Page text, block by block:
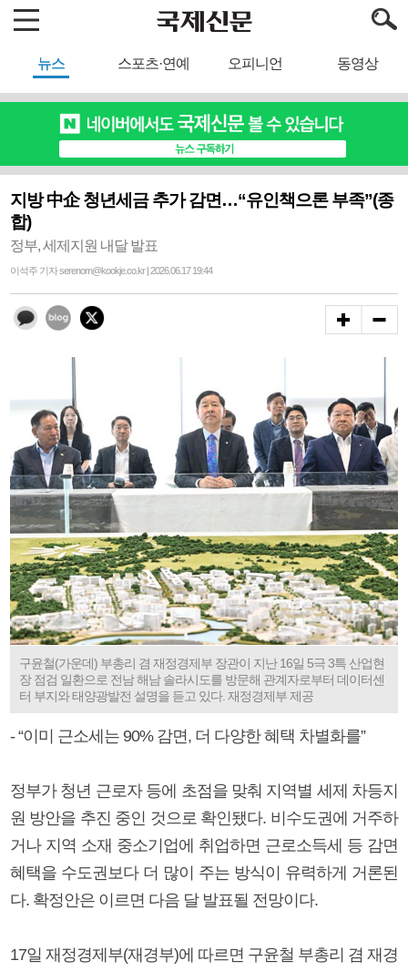
뉴스 스포츠·연예 오피니언 동영상
지방 中企 청년세금 추가 감면…“유인책으론 부족”(종
합)
정부, 세제지원 내달 발표
이석주 기자 serenom@kookje.co.kr | 2026.06.17 19:44
구윤철(가운데) 부총리 겸 재정경제부 장관이 지난 16일 5극 3특 산업현
장 점검 일환으로 전남 해남 솔라시도를 방문해 관계자로부터 데이터센
터 부지와 태양광발전 설명을 듣고 있다. 재정경제부 제공
- “이미 근소세는 90% 감면, 더 다양한 혜택 차별화를”
정부가 청년 근로자 등에 초점을 맞춰 지역별 세제 차등지
원 방안을 추진 중인 것으로 확인됐다. 비수도권에 거주하
거나 지역 소재 중소기업에 취업하면 근로소득세 등 감면
혜택을 수도권보다 더 많이 주는 방식이 유력하게 거론된
다. 확정안은 이르면 다음 달 발표될 전망이다.
17일 재정경제부(재경부)에 따르면 구윤철 부총리 겸 재경